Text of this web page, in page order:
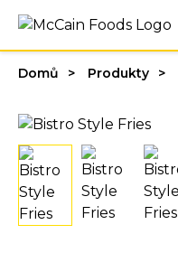
Domů Produkty